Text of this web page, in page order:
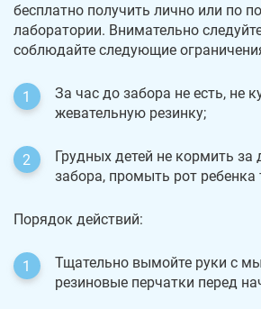
бесплатно получить лично или по
лаборатории. Внимательно
соблюдайте следующие
За час до забора не есть, не
жевательную резинку;
Грудных детей не кормить за
забора, промыть рот ребенка
Порядок действий:
Тщательно вымойте руки с
резиновые перчатки перед